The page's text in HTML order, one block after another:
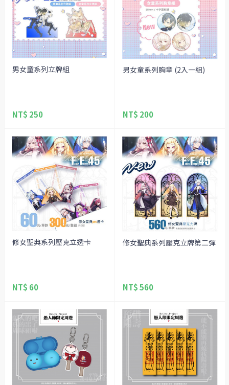
男女童系列立牌組
NT$ 250
男女童系列胸章 (2入一組)
NT$ 200
修女聖典系列壓克立透卡
NT$ 60
修女聖典系列壓克立牌第二彈
NT$ 560